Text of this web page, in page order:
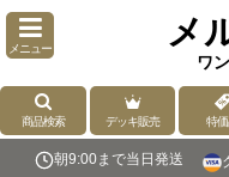
メニュー メ
ワ
商品検索 デッキ販売 特
朝9:00まで当日発送